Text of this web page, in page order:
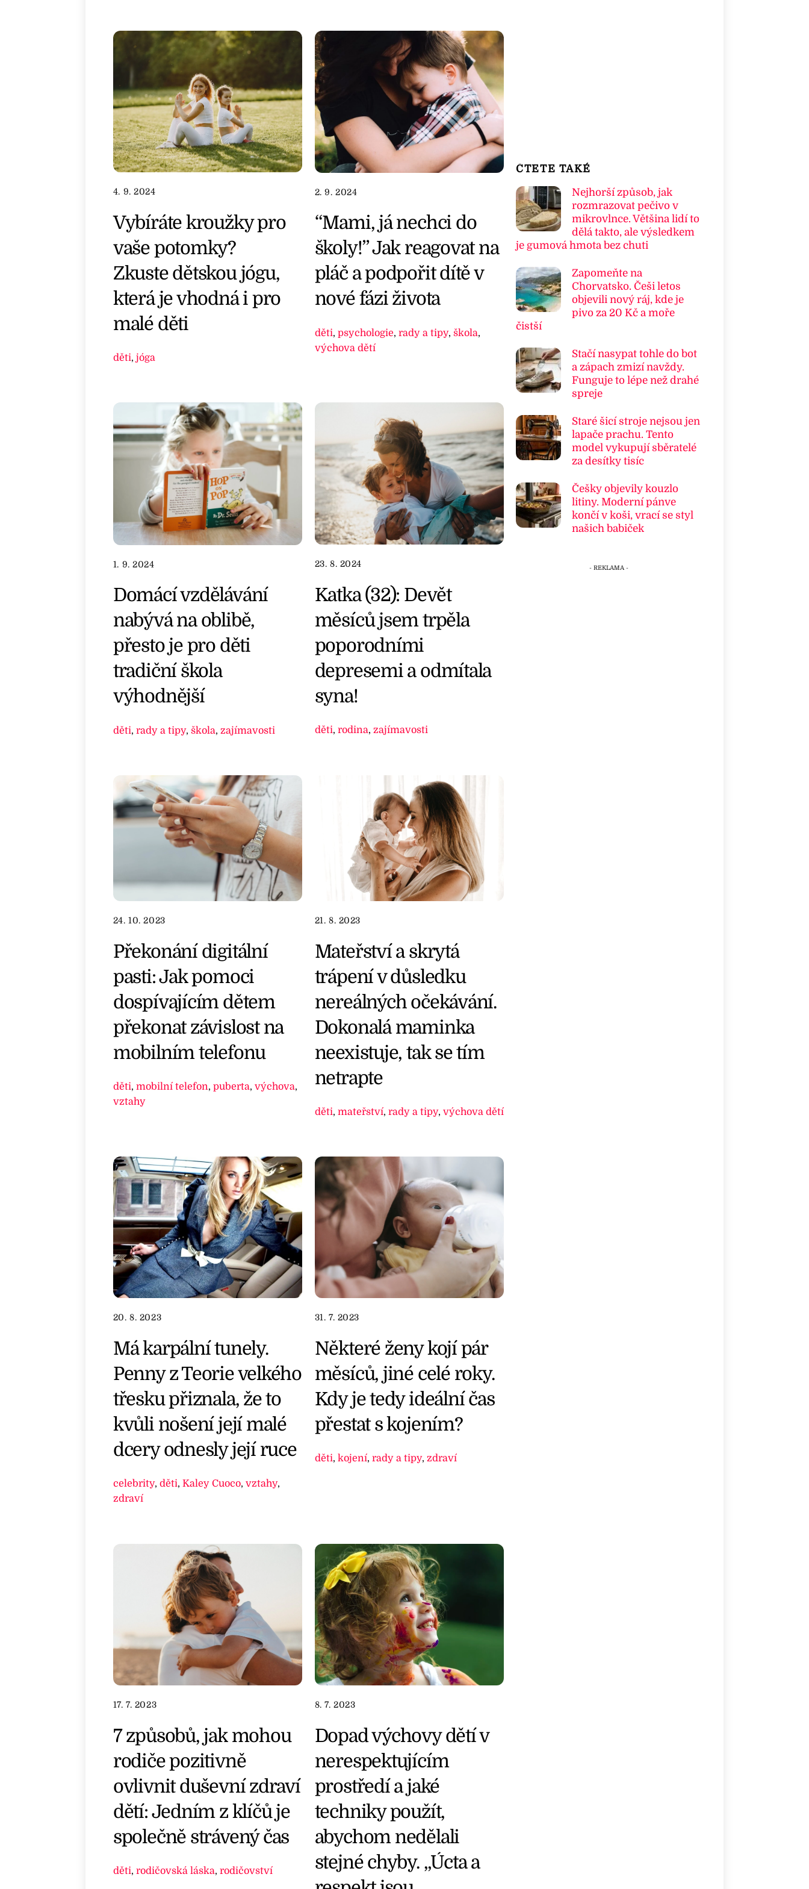
4. 9. 2024
Vybíráte kroužky pro
vaše potomky?
Zkuste dětskou jógu,
která je vhodná i pro
malé děti
děti, jóga
2. 9. 2024
“Mami, já nechci do
školy!” Jak reagovat na
pláč a podpořit dítě v
nové fázi života
děti, psychologie, rady a tipy, škola,
výchova dětí
1. 9. 2024
Domácí vzdělávání
nabývá na oblibě,
přesto je pro děti
tradiční škola
výhodnější
děti, rady a tipy, škola, zajímavosti
23. 8. 2024
Katka (32): Devět
měsíců jsem trpěla
poporodními
depresemi a odmítala
syna!
děti, rodina, zajímavosti
24. 10. 2023
Překonání digitální
pasti: Jak pomoci
dospívajícím dětem
překonat závislost na
mobilním telefonu
děti, mobilní telefon, puberta, výchova,
vztahy
21. 8. 2023
Mateřství a skrytá
trápení v důsledku
nereálných očekávání.
Dokonalá maminka
neexistuje, tak se tím
netrapte
děti, mateřství, rady a tipy, výchova dětí
20. 8. 2023
Má karpální tunely.
Penny z Teorie velkého
třesku přiznala, že to
kvůli nošení její malé
dcery odnesly její ruce
celebrity, děti, Kaley Cuoco, vztahy,
zdraví
31. 7. 2023
Některé ženy kojí pár
měsíců, jiné celé roky.
Kdy je tedy ideální čas
přestat s kojením?
děti, kojení, rady a tipy, zdraví
17. 7. 2023
7 způsobů, jak mohou
rodiče pozitivně
ovlivnit duševní zdraví
dětí: Jedním z klíčů je
společně strávený čas
děti, rodičovská láska, rodičovství
8. 7. 2023
Dopad výchovy dětí v
nerespektujícím
prostředí a jaké
techniky použít,
abychom nedělali
stejné chyby. „Úcta a
ČTETE TAKÉ
Nejhorší způsob, jak
rozmrazovat pečivo v
mikrovlnce. Většina lidí to
dělá takto, ale výsledkem
je gumová hmota bez chuti
Zapomeňte na
Chorvatsko. Češi letos
objevili nový ráj, kde je
pivo za 20 Kč a moře
čistší
Stačí nasypat tohle do bot
a zápach zmizí navždy.
Funguje to lépe než drahé
spreje
Staré šicí stroje nejsou jen
lapače prachu. Tento
model vykupují sběratelé
za desítky tisíc
Češky objevily kouzlo
litiny. Moderní pánve
končí v koši, vrací se styl
našich babiček